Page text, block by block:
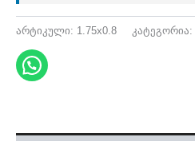
არტიკული: 1.75x0.8 კატეგორია: